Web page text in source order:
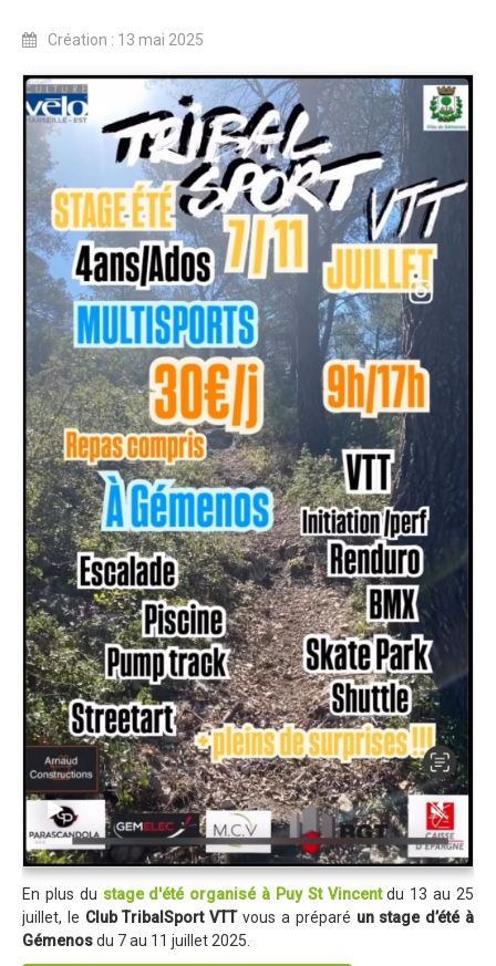
Enduro
Edition 2025
Blog 2025
Partenaires 2025
Affiche 2025
Règlement 2025
Programme 2025
Plans des parcours 2025
Photos / Vidéos 2025
Archives Enduros
Edition 2024
Blog 2024
Inscriptions 2024
Affiche 2024
Communiqué de presse 2024
Partenaires 2024
Règlement 2024
Plans des parcours 2024
Programme 2024
Photos / Vidéos 2024
Tombola 2024
Edition 2023
Blog 2023
Dossier de presse 2023
Création : 13 mai 2025
En plus du stage d'été organisé à Puy St Vincentdu 13 au 25
juillet, le Club TribalSport VTTvous a préparé un stage d’été à
Gémenosdu 7 au 11 juillet 2025.